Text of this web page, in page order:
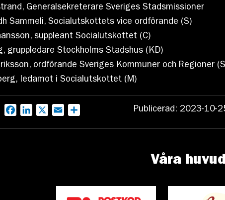
Generalsekreterare Sveriges Stadsmissioner
Sammeli, Socialutskottets vice ordförande (S)
suppleant Socialutskottet (C)
gruppledare Stockholms Stadshus (KD)
ordförande Sveriges Kommuner och Regioner
ledamot i Socialutskottet (M)
FacebookLinkedIn Email Publicerad: 2023-10-
Våra